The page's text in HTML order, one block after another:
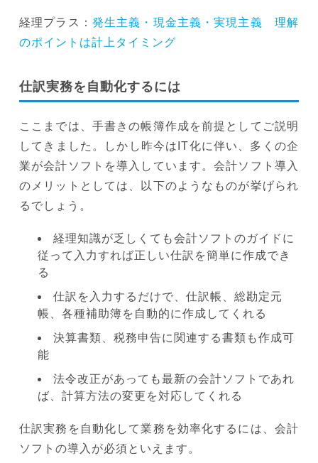
経理プラス： 発生主義・現金主義・実現主義 理解
のポイントは計上タイミング
仕訳実務を自動化するには
ここまでは、手書きの帳簿作成を前提としてご説明
してきました。しかし昨今はIT化に伴い、多くの企
業が会計ソフトを導入しています。会計ソフト導入
のメリットとしては、以下のようなものが挙げられ
るでしょう。
経理知識が乏しくても会計ソフトのガイドに
従って入力すれば正しい仕訳を簡単に作成でき
る
仕訳を入力するだけで、仕訳帳、総勘定元
帳、各種補助簿を自動的に作成してくれる
決算書類、税務申告に関連する書類も作成可
能
法令改正があっても最新の会計ソフトであれ
ば、計算方法の変更を対応してくれる
仕訳実務を自動化して業務を効率化するには、会計
ソフトの導入が必須といえます。